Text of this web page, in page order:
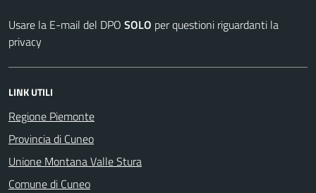
Usare la E-mail del DPO SOLO per questioni riguardanti la
privacy
LINK UTILI
Regione Piemonte
Provincia di Cuneo
Unione Montana Valle Stura
Comune di Cuneo